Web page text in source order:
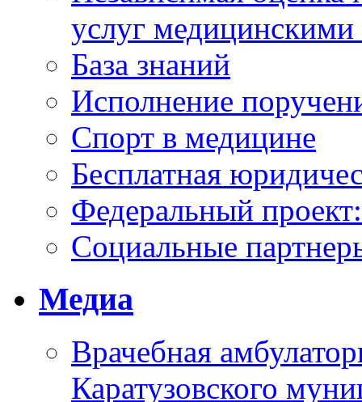
услуг
База знаний
Исполнение
Спорт в медицине
Бесплатная
Федеральный
Социальные
Медиа
Врачебная
Каратузовского